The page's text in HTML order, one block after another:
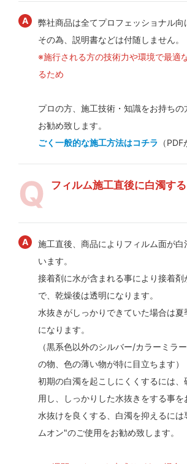
弊社商品は全てプロフェッショナル向
その為、説明書などは付随しません。
※施行される方の技術力や環境で最適
るため
プロの方、施工技術・知識をお持ちの
お勧め致します。
ごく一般的な施工方法はコチラ （
フィルム施工直後に白濁する
施工直後、商品によりフィルム面が
います。
接着剤に水が含まれる事により接着剤
で、乾燥後は透明になります。
水抜きがしっかりできていた場合は
になります。
（黒系色以外のシルバー/カラーミラ
の物、色の薄い物が特に目立ちます）
初期の白濁を起こしにくくするには、
用し、しっかりした水抜きをする事を
水抜けを良くする、白濁を抑えるに
ムオン"のご使用をお勧め致します。